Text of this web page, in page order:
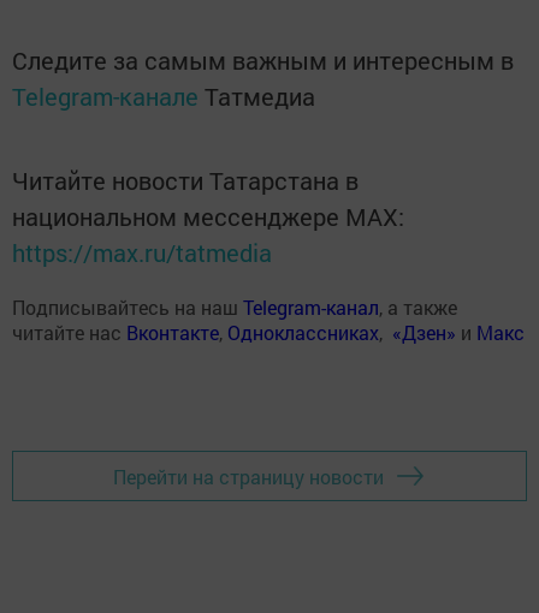
Следите за самым важным и интересным в
Telegram-канале Татмедиа
Читайте новости Татарстана в
национальном мессенджере MАХ:
https://max.ru/tatmedia
Подписывайтесь на наш Telegram-канал, а также
читайте нас Вконтакте, Одноклассниках, «Дзен» и Макс
Перейти на страницу новости